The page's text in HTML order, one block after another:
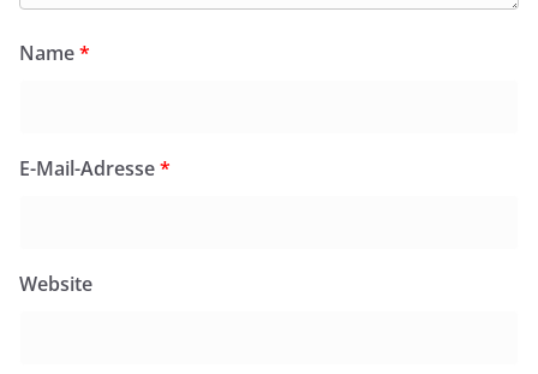
Name*
E-Mail-Adresse*
Website